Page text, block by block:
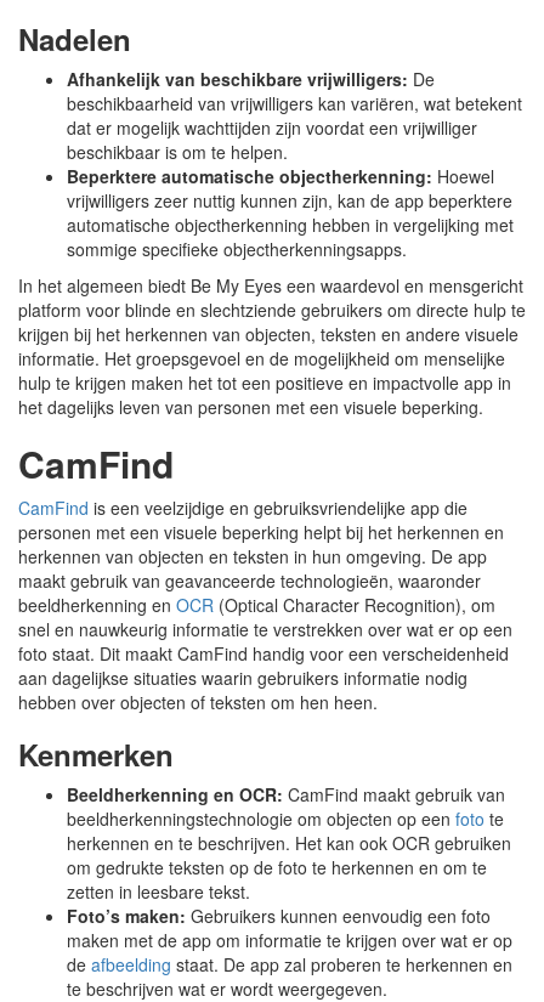
Nadelen
Afhankelijk van beschikbare vrijwilligers: De
beschikbaarheid van vrijwilligers kan variëren, wat betekent
dat er mogelijk wachttijden zijn voordat een vrijwilliger
beschikbaar is om te helpen.
Beperktere automatische objectherkenning: Hoewel
vrijwilligers zeer nuttig kunnen zijn, kan de app beperktere
automatische objectherkenning hebben in vergelijking met
sommige specifieke objectherkenningsapps.
In het algemeen biedt Be My Eyes een waardevol en mensgericht
platform voor blinde en slechtziende gebruikers om directe hulp te
krijgen bij het herkennen van objecten, teksten en andere visuele
informatie. Het groepsgevoel en de mogelijkheid om menselijke
hulp te krijgen maken het tot een positieve en impactvolle app in
het dagelijks leven van personen met een visuele beperking.
CamFind
CamFind is een veelzijdige en gebruiksvriendelijke app die
personen met een visuele beperking helpt bij het herkennen en
herkennen van objecten en teksten in hun omgeving. De app
maakt gebruik van geavanceerde technologieën, waaronder
beeldherkenning en OCR (Optical Character Recognition), om
snel en nauwkeurig informatie te verstrekken over wat er op een
foto staat. Dit maakt CamFind handig voor een verscheidenheid
aan dagelijkse situaties waarin gebruikers informatie nodig
hebben over objecten of teksten om hen heen.
Kenmerken
Beeldherkenning en OCR: CamFind maakt gebruik van
beeldherkenningstechnologie om objecten op een foto te
herkennen en te beschrijven. Het kan ook OCR gebruiken
om gedrukte teksten op de foto te herkennen en om te
zetten in leesbare tekst.
Foto’s maken: Gebruikers kunnen eenvoudig een foto
maken met de app om informatie te krijgen over wat er op
de afbeelding staat. De app zal proberen te herkennen en
te beschrijven wat er wordt weergegeven.